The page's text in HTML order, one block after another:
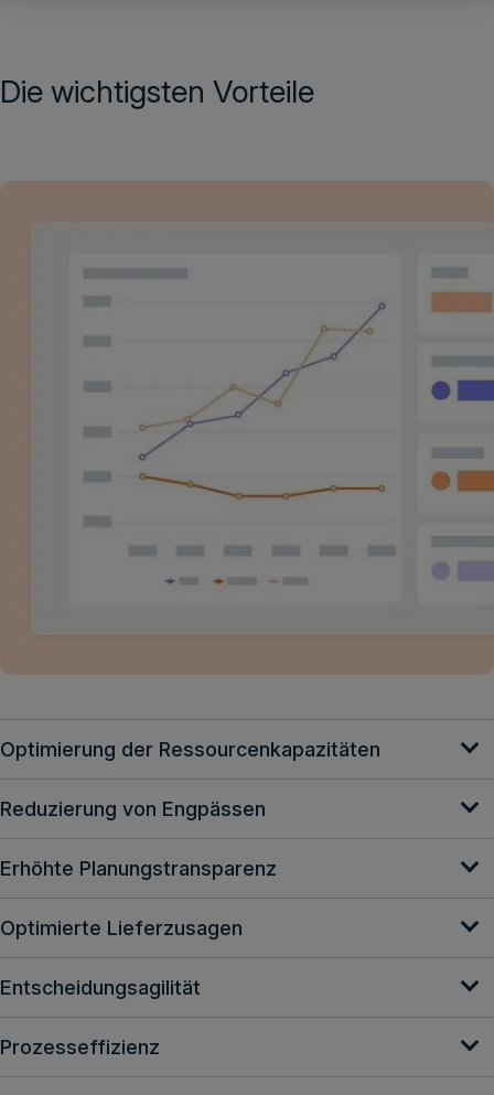
Die wichtigsten Vorteile
Optimierung der Ressourcenkapazitäten
Reduzierung von Engpässen
Erhöhte Planungstransparenz
Optimierte Lieferzusagen
Entscheidungsagilität
Prozesseffizienz